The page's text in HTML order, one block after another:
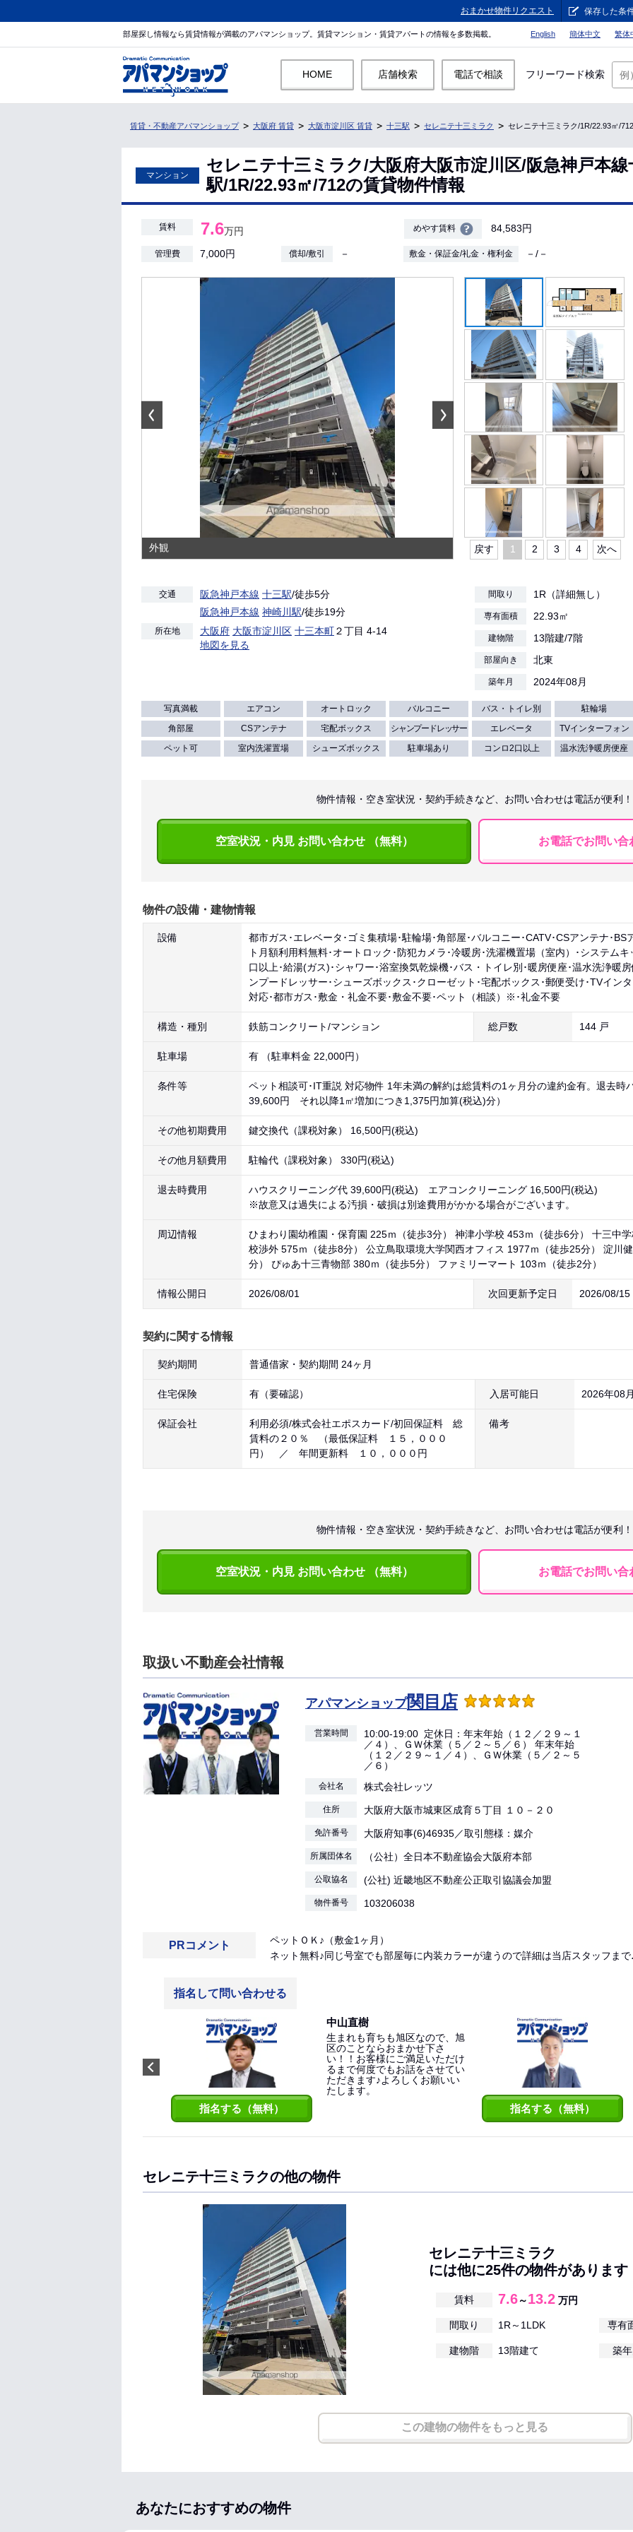
おまかせ物件リクエスト 保存した条
部屋探し情報なら賃貸情報が満載のアパマンショップ。賃貸マンション・賃貸アパートの情報を多数掲載。 English 簡体中文 繁体
HOME 店舗検索 電話で相談 フリーワード検索
賃貸・不動産アパマンショップ 大阪府 賃貸 大阪市淀川区 賃貸 十三駅 セレニテ十三ミラク セレニテ十三ミラク/1R/22.93㎡/
マンション
セレニテ十三ミラク/大阪府大阪市淀川区/阪急神戸本線
駅/1R/22.93㎡/712の賃貸物件情報
賃料 7.6万円 めやす賃料 84,583円
管理費 7,000円 償却/敷引 － 敷金・保証金/礼金・権利金 －/－
外観 戻す 1 2 3 4 次へ
交通 阪急神戸本線 十三駅/徒歩5分
阪急神戸本線 神崎川駅/徒歩19分
所在地 大阪府 大阪市淀川区 十三本町２丁目 4-14
地図を見る
間取り 1R（詳細無し）
専有面積 22.93㎡
建物階 13階建/7階
部屋向き 北東
築年月 2024年08月
写真満載 エアコン オートロック バルコニー バス・トイレ別
駐輪場
角部屋
CSアンテナ 宅配ボックス シャンプードレッサー エレベータ
TVインターフォン
ペット可
室内洗濯置場 シューズボックス 駐車場あり コンロ2口以上 温水洗浄暖房便座
物件情報・空き室状況・契約手続きなど、お問い合わせは電話が便利！
空室状況・内見 お問い合わせ （無料） お電話でお問い合
物件の設備・建物情報
設備
都市ガス･エレベータ･ゴミ集積場･駐輪場･角部屋･バルコニー･CATV･CSアンテナ･
ト月額利用料無料･オートロック･防犯カメラ･冷暖房･洗濯機置場（室内）･システム
口以上･給湯(ガス)･シャワー･浴室換気乾燥機･バス・トイレ別･暖房便座･温水洗浄暖
ンプードレッサー･シューズボックス･クローゼット･宅配ボックス･郵便受け･TVイン
対応･都市ガス･敷金・礼金不要･敷金不要･ペット（相談）※･礼金不要
構造・種別 鉄筋コンクリート/マンション 総戸数 144 戸
駐車場 有 （駐車料金 22,000円）
条件等
ペット相談可･IT重説 対応物件 1年未満の解約は総賃料の1ヶ月分の違約金有。退去時
39,600円 それ以降1㎡増加につき1,375円加算(税込)分）
その他初期費用 鍵交換代（課税対象） 16,500円(税込)
その他月額費用 駐輪代（課税対象） 330円(税込)
退去時費用
ハウスクリーニング代 39,600円(税込) エアコンクリーニング 16,500円(税込)
※故意又は過失による汚損・破損は別途費用がかかる場合がございます。
周辺情報
ひまわり園幼稚園・保育園 225ｍ（徒歩3分） 神津小学校 453ｍ（徒歩6分） 十三中
校渉外 575ｍ（徒歩8分） 公立鳥取環境大学関西オフィス 1977ｍ（徒歩25分） 淀川
分） ぴゅあ十三青物部 380ｍ（徒歩5分） ファミリーマート 103ｍ（徒歩2分）
情報公開日 2026/08/01 次回更新予定日 2026/08/15
契約に関する情報
契約期間 普通借家・契約期間 24ヶ月
住宅保険 有（要確認） 入居可能日 2026年08
保証会社
利用必須/株式会社エポスカード/初回保証料 総
賃料の２０％ （最低保証料 １５，０００
円） ／ 年間更新料 １０，０００円
備考
物件情報・空き室状況・契約手続きなど、お問い合わせは電話が便利！
空室状況・内見 お問い合わせ （無料） お電話でお問い合
取扱い不動産会社情報
アパマンショップ関目店
営業時間
10:00-19:00 定休日：年末年始（１２／２９～１
／４）、ＧＷ休業（５／２～５／６） 年末年始
（１２／２９～１／４）、ＧＷ休業（５／２～５
／６）
会社名 株式会社レッツ
住所 大阪府大阪市城東区成育５丁目 １０－２０
免許番号 大阪府知事(6)46935／取引態様：媒介
所属団体名 （公社）全日本不動産協会大阪府本部
公取協名 (公社) 近畿地区不動産公正取引協議会加盟
物件番号 103206038
PRコメント
ペットＯＫ♪（敷金1ヶ月）
ネット無料♪同じ号室でも部屋毎に内装カラーが違うので詳細は当店スタッフまで
指名して問い合わせる
お部屋探しも得意としておりま
す。 ぜひ、お気軽にご相談くだ
指名する（無料）
中山直樹
生まれも育ちも旭区なので、旭
区のことならおまかせ下さ
い！！お客様にご満足いただけ
るまで何度でもお話をさせてい
ただきます♪よろしくお願いい
たします。
指名する（無料）
セレニテ十三ミラクの他の物件
セレニテ十三ミラク
には他に25件の物件があります
賃料 7.6～13.2 万円
間取り 1R～1LDK 専有
建物階 13階建て 築
この建物の物件をもっと見る
あなたにおすすめの物件